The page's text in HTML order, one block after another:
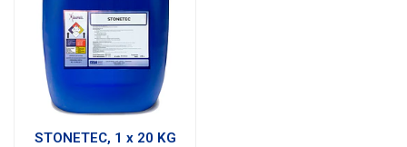
STONETEC, 1 x 20 KG